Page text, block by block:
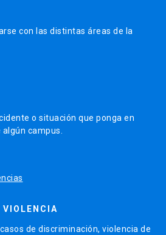
con las distintas áreas de la
o situación que ponga en
campus.
VIOLENCIA
de discriminación, violencia de